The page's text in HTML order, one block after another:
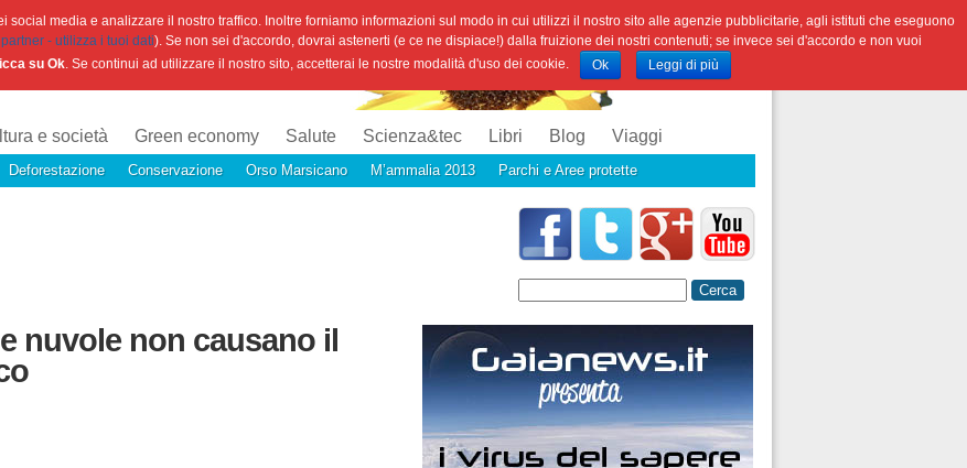
Deforestazione Conservazione Orso Marsicano M’ammalia 2013 Parchi e Aree protette
e società Green economy Salute Scienza&tec Libri Blog Viaggi
nuvole non causano il
media e analizzare il nostro traffico. Inoltre forniamo informazioni sul modo in cui utilizzi il nostro sito alle agenzie pubblicitarie, agli istituti che eseguono
- utilizza i tuoi dati). Se non sei d'accordo, dovrai astenerti (e ce ne dispiace!) dalla fruizione dei nostri contenuti; se invece sei d'accordo e non vuoi
su Ok. Se continui ad utilizzare il nostro sito, accetterai le nostre modalità d'uso dei cookie. Ok Leggi di più